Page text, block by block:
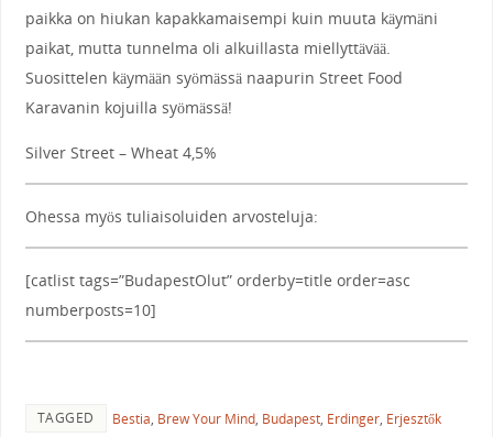
paikka on hiukan kapakkamaisempi kuin muuta käymäni
paikat, mutta tunnelma oli alkuillasta miellyttävää.
Suosittelen käymään syömässä naapurin Street Food
Karavanin kojuilla syömässä!
Silver Street – Wheat 4,5%
Ohessa myös tuliaisoluiden arvosteluja:
[catlist tags=”BudapestOlut” orderby=title order=asc
numberposts=10]
TAGGED Bestia, Brew Your Mind, Budapest, Erdinger, Erjesztők